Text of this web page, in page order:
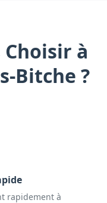
à
Bitche ?
rapidement à